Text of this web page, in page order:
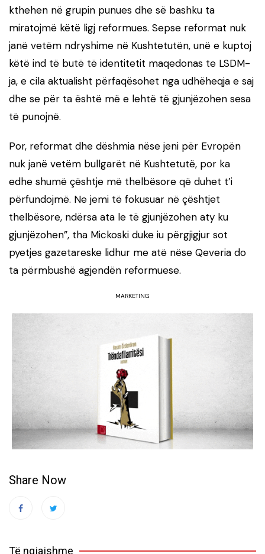
kthehen në grupin punues dhe së bashku ta
miratojmë këtë ligj reformues. Sepse reformat nuk
janë vetëm ndryshime në Kushtetutën, unë e kuptoj
këtë ind të butë të identitetit maqedonas te LSDM-
ja, e cila aktualisht përfaqësohet nga udhëheqja e saj
dhe se për ta është më e lehtë të gjunjëzohen sesa
të punojnë.
Por, reformat dhe dëshmia nëse jeni për Evropën
nuk janë vetëm bullgarët në Kushtetutë, por ka
edhe shumë çështje më thelbësore që duhet t’i
përfundojmë. Ne jemi të fokusuar në çështjet
thelbësore, ndërsa ata le të gjunjëzohen aty ku
gjunjëzohen”, tha Mickoski duke iu përgjigjur sot
pyetjes gazetareske lidhur me atë nëse Qeveria do
ta përmbushë agjendën reformuese.
MARKETING
Share Now
Të ngjajshme